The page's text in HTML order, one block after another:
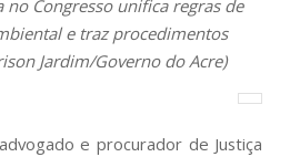
no Congresso unifica regras de
e traz procedimentos
Jardim/Governo do Acre)
e procurador de Justiça